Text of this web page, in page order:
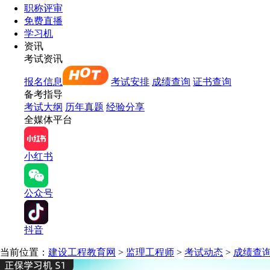
职称评审
免费直播
学习机
资讯
考试资讯
报名信息 考试安排 成绩查询 证书查询
备考指导
考试大纲 历年真题 经验分享
全媒体平台
小红书
公众号
抖音
当前位置： 建设工程教育网 > 监理工程师 > 考试动态 > 成绩查